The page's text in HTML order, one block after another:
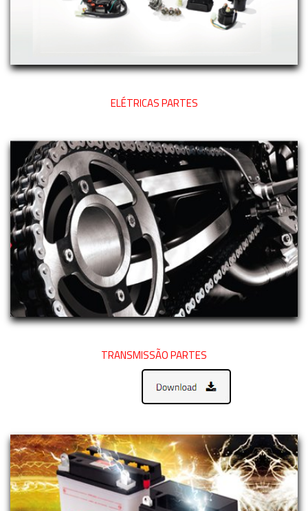
ELÉTRICAS PARTES
TRANSMISSÃO PARTES